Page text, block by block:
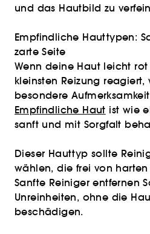
und das Hautbild zu
Empfindliche Hauttypen:
zarte Seite
Wenn deine Haut leicht
kleinsten Reizung reagiert,
besondere
Empfindliche Haut ist wie
sanft und mit Sorgfalt
Dieser Hauttyp sollte
wählen, die frei von
Sanfte Reiniger entfernen
Unreinheiten, ohne die
beschädigen.